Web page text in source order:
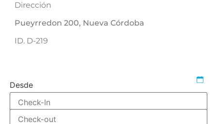
Dirección
Pueyrredon 200, Nueva Córdoba
ID. D-219
Desde
Hasta
Adultos